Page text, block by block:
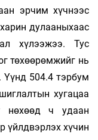
эрчим хүчнээс
дулааныхаас
хүлээжээ. Тус
төхөөрөмжийг нь
504.4 тэрбум
хугацаа
нөхөөд ч удаан
үйлдвэрлэх хүчин